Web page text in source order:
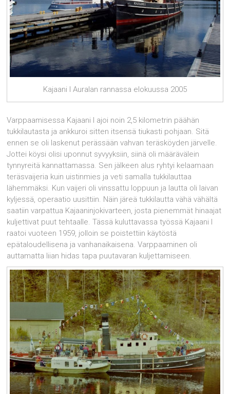
Kajaani I Auralan rannassa elokuussa 2005
Varppaamisessa Kajaani I ajoi noin 2,5 kilometrin päähän
tukkilautasta ja ankkuroi sitten itsensä tiukasti pohjaan. Sitä
ennen se oli laskenut perässään vahvan teräsköyden järvelle.
Jottei köysi olisi uponnut syvyyksiin, siinä oli määrävälein
tynnyreitä kannattamassa. Sen jälkeen alus ryhtyi kelaamaan
teräsvaijeria kuin uistinmies ja veti samalla tukkilauttaa
lähemmäksi. Kun vaijeri oli vinssattu loppuun ja lautta oli laivan
kyljessä, operaatio uusittiin. Näin järeä tukkilautta vähä vähältä
saatiin varpattua Kajaaninjokivarteen, josta pienemmät hinaajat
kuljettivat puut tehtaalle. Tässä kuluttavassa työssä Kajaani I
raatoi vuoteen 1959, jolloin se poistettiin käytöstä
epätaloudellisena ja vanhanaikaisena. Varppaaminen oli
auttamatta liian hidas tapa puutavaran kuljettamiseen.